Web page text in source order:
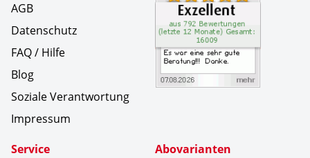
AGB
Datenschutz
FAQ / Hilfe
Blog
Soziale Verantwortung
Impressum
Service
Abovarianten